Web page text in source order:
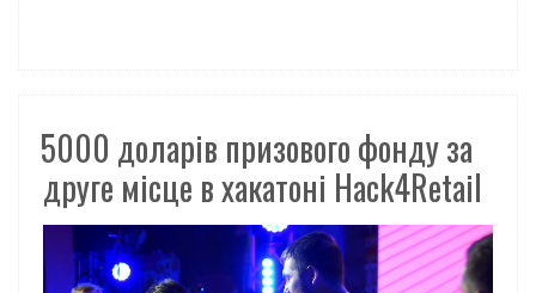
5000 доларів призового фонду за
друге місце в хакатоні Hack4Retail